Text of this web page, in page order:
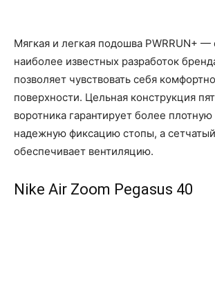
Мягкая и легкая подошва PWRRUN+ —
наиболее известных разработок
позволяет чувствовать себя
поверхности. Цельная конструкция
воротника гарантирует более плотную
надежную фиксацию стопы, а
обеспечивает вентиляцию.
Nike Air Zoom Pegasus 40